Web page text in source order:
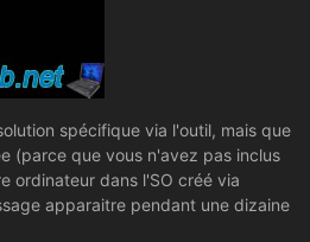
spécifique via l'outil, mais que
(parce que vous n'avez pas inclus
ordinateur dans l'SO créé via
apparaitre pendant une dizaine